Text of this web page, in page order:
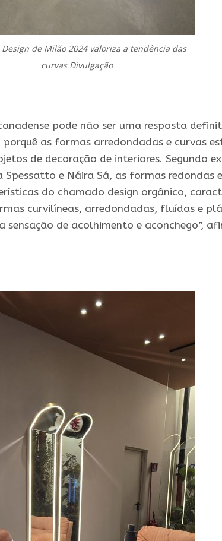
de Milão 2024 valoriza a tendência das
curvas Divulgação
pode não ser uma resposta
as formas arredondadas e curvas
de decoração de interiores. Segundo
Spessatto e Náira Sá, as formas redondas
do chamado design orgânico,
curvilíneas, arredondadas, fluídas e
sensação de acolhimento e aconchego”,